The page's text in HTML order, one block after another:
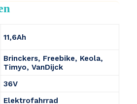
11,6Ah
Brinckers, Freebike, Keola,
Timyo, VanDijck
36V
Elektrofahrrad